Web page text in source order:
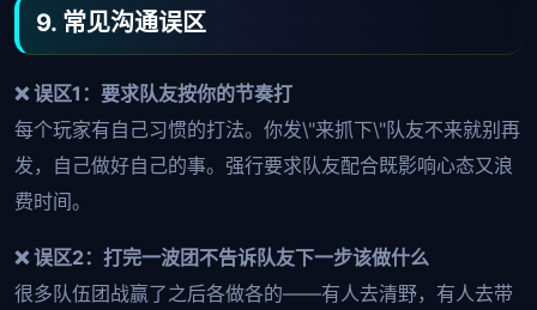
9. 常见沟通误区
❌ 误区1：要求队友按你的节奏打
每个玩家有自己习惯的打法。你发\"来抓下\"队友不来就别再
发，自己做好自己的事。强行要求队友配合既影响心态又浪
费时间。
❌ 误区2：打完一波团不告诉队友下一步该做什么
很多队伍团战赢了之后各做各的——有人去清野，有人去带